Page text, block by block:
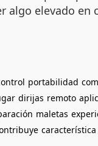
algo elevado
portabilidad
dirijas remoto
maletas
característica